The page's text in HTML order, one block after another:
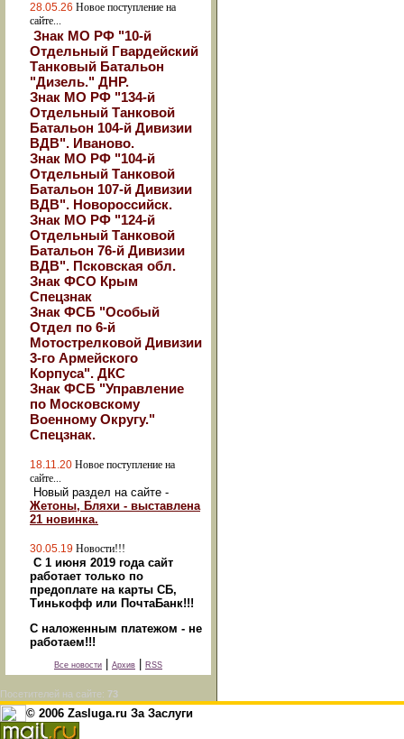
28.05.26 Новое поступление на
сайте...
Знак МО РФ "10-й
Отдельный Гвардейский
Танковый Батальон
"Дизель." ДНР.
Знак МО РФ "134-й
Отдельный Танковой
Батальон 104-й Дивизии
ВДВ". Иваново.
Знак МО РФ "104-й
Отдельный Танковой
Батальон 107-й Дивизии
ВДВ". Новороссийск.
Знак МО РФ "124-й
Отдельный Танковой
Батальон 76-й Дивизии
ВДВ". Псковская обл.
Знак ФСО Крым
Спецзнак
Знак ФСБ "Особый
Отдел по 6-й
Мотострелковой Дивизии
3-го Армейского
Корпуса". ДКС
Знак ФСБ "Управление
по Московскому
Военному Округу."
Спецзнак.
18.11.20 Новое поступление на
сайте...
Новый раздел на сайте -
Жетоны, Бляхи - выставлена
21 новинка.
30.05.19 Новости!!!
С 1 июня 2019 года сайт
работает только по
предоплате на карты СБ,
Тинькофф или ПочтаБанк!!!
С наложенным платежом - не
работаем!!!
Все новости Архив RSS
Посетителей на сайте: 73
© 2006 Zasluga.ru За Заслуги